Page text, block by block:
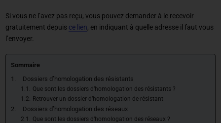
Si vous ne l’avez pas reçu, vous pouvez demander à le recevoir
gratuitement depuis ce lien, en indiquant à quelle adresse il faut vous
l’envoyer.
Sommaire
Dossiers d’homologation des résistants
Que sont les dossiers d’homologation des résistants ?
Retrouver un dossier d’homologation de résistant
Dossiers d’homologation des réseaux
Que sont les dossiers d’homologation des réseaux ?